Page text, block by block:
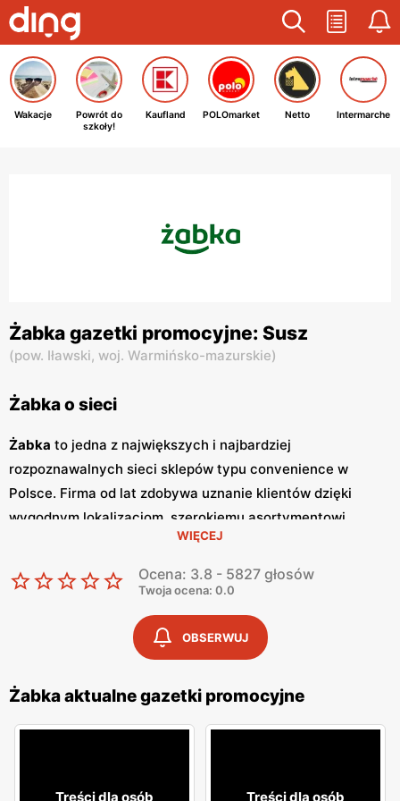
Wakacje
Powrót do
szkoły!
Kaufland POLOmarket Netto Intermarche
Żabka gazetki promocyjne: Susz
(pow. Iławski, woj. Warmińsko-mazurskie)
Żabka o sieci
Żabka to jedna z największych i najbardziej
rozpoznawalnych sieci sklepów typu convenience w
Polsce. Firma od lat zdobywa uznanie klientów dzięki
wygodnym lokalizacjom, szerokiemu asortymentowi
produktów oraz szybkim i wygodnym zakupom.
synonimem nowoczesnych rozwiązań handlowych,
dostosowanych do dynamicznego trybu życia
współczesnych konsumentów. Regularne wydawanie
gazetek promocyjnychjest istotnym elementem strategii
Żabka. Te kolorowe broszury dostarczają
klientom informacji o najnowszych
promocjach
nowościach produktowych oraz specjalnych ofertach,
które często obejmująniskie cenyna wybrane artykuły.
WIĘCEJ
Ocena: 3.8 - 5827 głosów
Twoja ocena: 0.0
OBSERWUJ
Żabka aktualne gazetki promocyjne
Treści dla osób
Treści dla osób